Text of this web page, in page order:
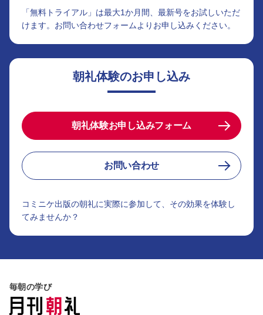
「無料トライアル」は最大1か月間、最新号をお試しいただ
けます。お問い合わせフォームよりお申し込みください。
朝礼体験のお申し込み
朝礼体験お申し込みフォーム
お問い合わせ
コミニケ出版の朝礼に実際に参加して、その効果を体験し
てみませんか？
毎朝の学び